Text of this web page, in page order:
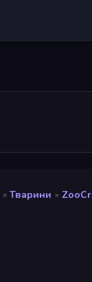
» Тварини »